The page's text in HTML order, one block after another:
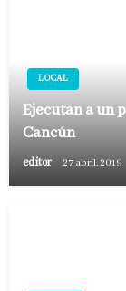
LOCAL
Ejecutan a un
Cancún
editor 27 abril, 2019